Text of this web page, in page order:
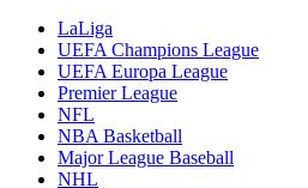
LaLiga
UEFA Champions League
UEFA Europa League
Premier League
NFL
NBA Basketball
Major League Baseball
NHL